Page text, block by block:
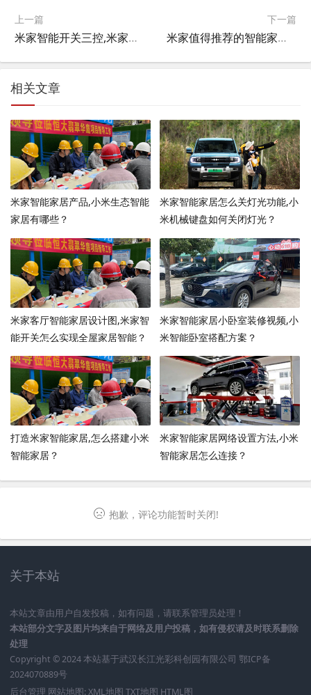
上一篇
米家智能开关三控,米家智能开关怎么控制三色灯？
下一篇
米家值得推荐的智能家居品牌,米家智能家居哪些值得购买？
相关文章
米家智能家居产品,小米生态智能
家居有哪些？
米家智能家居怎么关灯光功能,小
米机械键盘如何关闭灯光？
米家客厅智能家居设计图,米家智
能开关怎么实现全屋家居智能？
米家智能家居小卧室装修视频,小
米智能卧室搭配方案？
打造米家智能家居,怎么搭建小米
智能家居？
米家智能家居网络设置方法,小米
智能家居怎么连接？
抱歉，评论功能暂时关闭!
关于本站
本站文章由用户自发投稿，如有问题，请联系管理员处理！
本站部分文字及图片均来自于网络及用户投稿，如有侵权请及时联系删除
处理
Copyright © 2024 本站基于武汉长江光彩科创园有限公司 鄂ICP备
2024070889号
后台管理 网站地图: XML地图 TXT地图 HTML图